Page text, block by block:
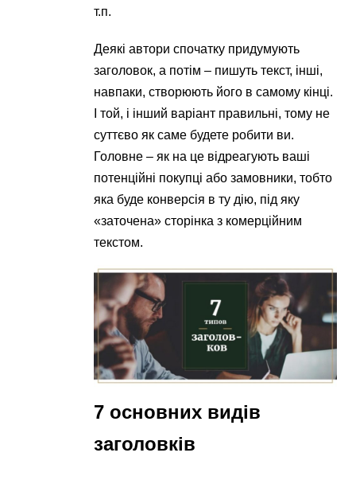
т.п.
Деякі автори спочатку придумують
заголовок, а потім – пишуть текст, інші,
навпаки, створюють його в самому кінці.
І той, і інший варіант правильні, тому не
суттєво як саме будете робити ви.
Головне – як на це відреагують ваші
потенційні покупці або замовники, тобто
яка буде конверсія в ту дію, під яку
«заточена» сторінка з комерційним
текстом.
7 основних видів
заголовків